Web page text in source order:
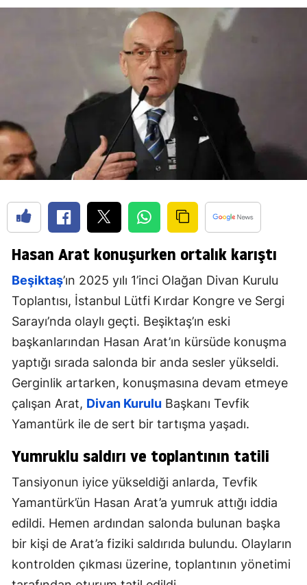
Hasan Arat konuşurken ortalık karıştı
Beşiktaş’ın 2025 yılı 1’inci Olağan Divan Kurulu
Toplantısı, İstanbul Lütfi Kırdar Kongre ve Sergi
Sarayı’nda olaylı geçti. Beşiktaş’ın eski
başkanlarından Hasan Arat’ın kürsüde konuşma
yaptığı sırada salonda bir anda sesler yükseldi.
Gerginlik artarken, konuşmasına devam etmeye
çalışan Arat, Divan Kurulu Başkanı Tevfik
Yamantürk ile de sert bir tartışma yaşadı.
Yumruklu saldırı ve toplantının tatili
Tansiyonun iyice yükseldiği anlarda, Tevfik
Yamantürk’ün Hasan Arat’a yumruk attığı iddia
edildi. Hemen ardından salonda bulunan başka
bir kişi de Arat’a fiziki saldırıda bulundu. Olayların
kontrolden çıkması üzerine, toplantının yönetimi